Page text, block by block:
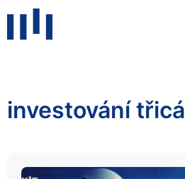
investování